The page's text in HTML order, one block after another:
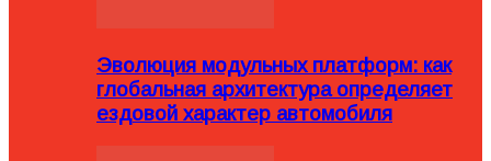
Эволюция модульных платформ: как
глобальная архитектура определяет
ездовой характер автомобиля